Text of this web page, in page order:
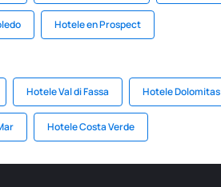
Hotele en Prospect
Hotele Val di Fassa Hotele Dolomitas
Hotele Costa Verde